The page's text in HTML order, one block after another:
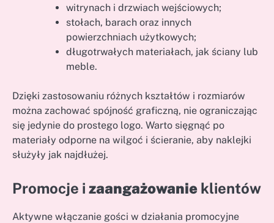
witrynach i drzwiach wejściowych;
stołach, barach oraz innych
powierzchniach użytkowych;
długotrwałych materiałach, jak ściany lub
meble.
Dzięki zastosowaniu różnych kształtów i rozmiarów
można zachować spójność graficzną, nie ograniczając
się jedynie do prostego logo. Warto sięgnąć po
materiały odporne na wilgoć i ścieranie, aby naklejki
służyły jak najdłużej.
Promocje i zaangażowanie klientów
Aktywne włączanie gości w działania promocyjne